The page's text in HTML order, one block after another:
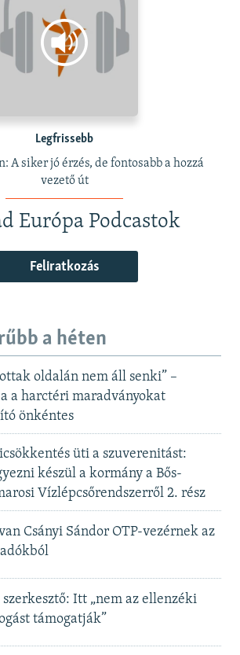
Legfrissebb
A siker jó érzés, de fontosabb a hozzá
vezető út
Európa Podcastok
Feliratkozás
a héten
oldalán nem áll senki” –
a harctéri maradványokat
önkéntes
üti a szuverenitást:
készül a kormány a Bős-
Vízlépcsőrendszerről 2. rész
Csányi Sándor OTP-vezérnek az
szerkesztő: Itt „nem az ellenzéki
támogatják”